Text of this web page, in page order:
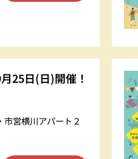
25日(日)開催！
営横川アパート２